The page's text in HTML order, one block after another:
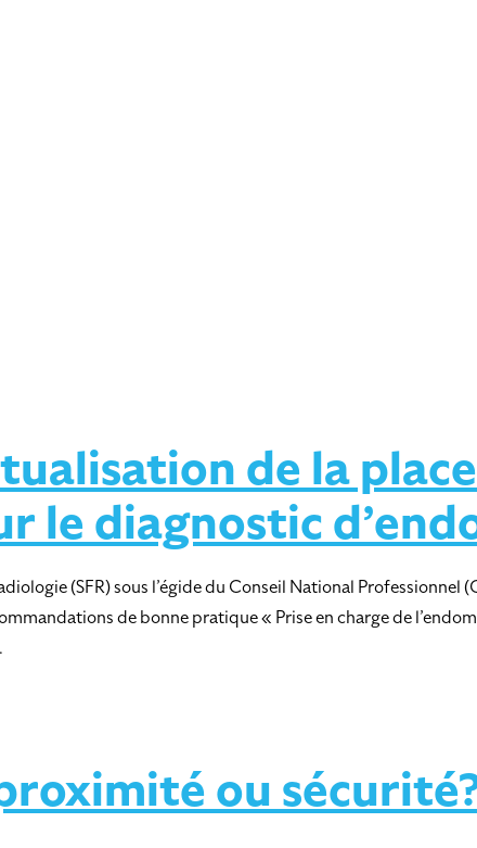
de la
le diagnostic
(SFR) sous l’égide du Conseil National
de bonne pratique « Prise en charge de
ou